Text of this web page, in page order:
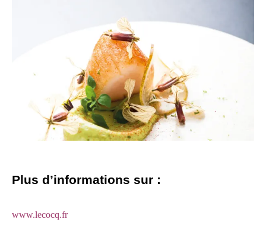
Plus d’informations sur :
www.lecocq.fr